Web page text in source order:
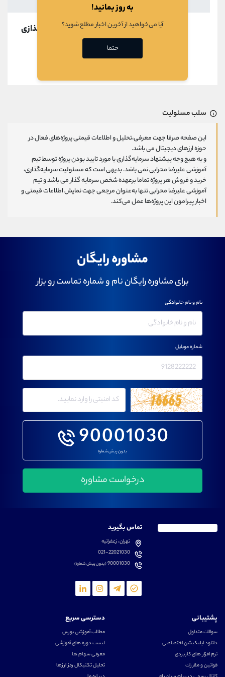
در حال بارگذازی
سلب مسئولیت
این صفحه صرفا جهت معرفی،تحلیل و اطلاعات قیمتی پروژه‌های فعال در
حوزه ارزهای دیجیتال می باشد.
و به هیچ وجه پیشنهاد سرمایه‌گذاری یا مورد تایید بودن پروژه توسط تیم
آموزشی علیرضا محرابی نمی باشد. بدیهی است که مسئولیت سرمایه‌گذاری،
خرید و فروش هر پروژه تماما برعهده شخص سرمایه گذار می باشد و تیم
آموزشی علیرضا محرابی تنها به‌عنوان مرجعی جهت نمایش اطلاعات قیمتی و
اخبار پیرامون این پروژه‌‌ها عمل می‌کند.
مشاوره رایگان
برای مشاوره رایگان نام و شماره تماست رو بزار
90001030
بدون پیش شماره
نام و نام خانوادگی
شماره موبایل
تماس بگیرید
تهران، زعفرانیه
021-22021030
90001030(بدون پیش شماره)
پشتیبانی
سوالات متداول
دانلود اپلیکیشن اختصاصی
نرم افزار های کاربردی
قوانین و مقررات
دسترسی سریع
مطالب آموزشی بورس
لیست دوره های آموزشی
معرفی سهام ها
تحلیل تکنیکال رمز ارزها
به روز بمانید!
آیا می‌خواهید از آخرین اخبار مطلع شوید؟
حتما